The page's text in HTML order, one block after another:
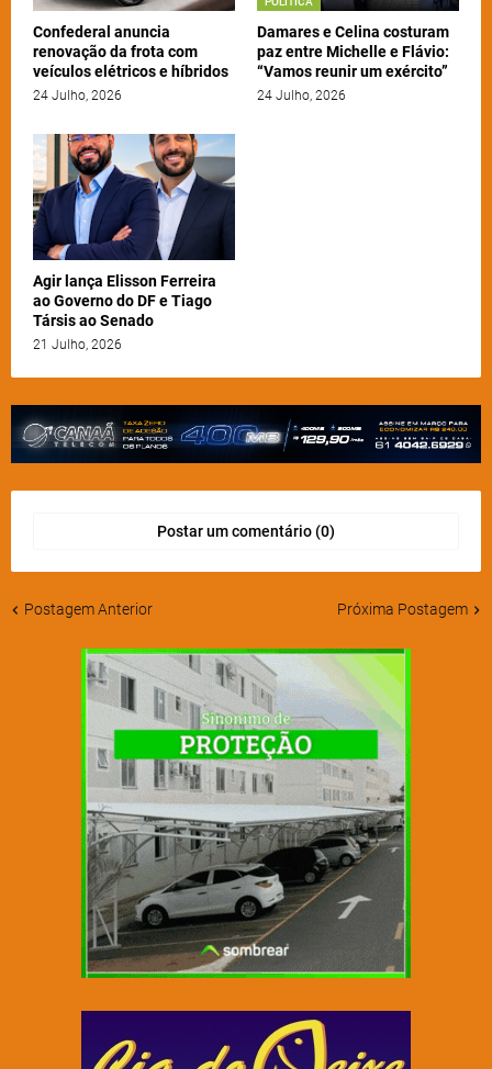
Confederal anuncia
renovação da frota com
veículos elétricos e híbridos
24 Julho, 2026
Damares e Celina costuram
paz entre Michelle e Flávio:
“Vamos reunir um exército”
24 Julho, 2026
Agir lança Elisson Ferreira
ao Governo do DF e Tiago
Társis ao Senado
21 Julho, 2026
Postar um comentário (0)
Postagem Anterior Próxima Postagem